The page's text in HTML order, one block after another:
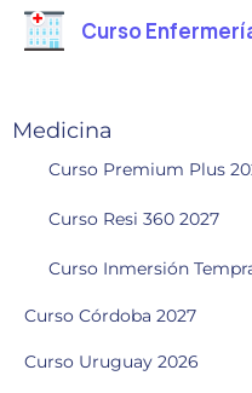
Curso
Medicina
Curso Premium Plus
Curso Resi 360 2027
Curso Inmersión
Curso Córdoba 2027
Curso Uruguay 2026